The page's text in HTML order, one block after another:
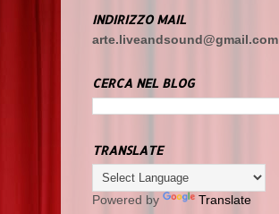
INDIRIZZO MAIL
arte.liveandsound@gmail.com
CERCA NEL BLOG
TRANSLATE
Powered by Translate